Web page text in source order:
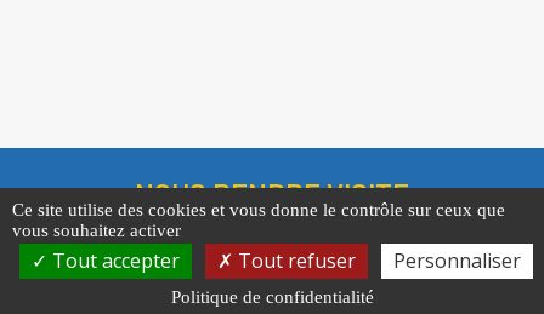
NOUS RENDRE VISITE
11 rue Général Edmond Buat, 51000 Châlons-en-
Champagne
Ce site utilise des cookies et vous donne le contrôle sur ceux que
vous souhaitez activer
Tout accepter Tout refuser Personnaliser
Politique de confidentialité